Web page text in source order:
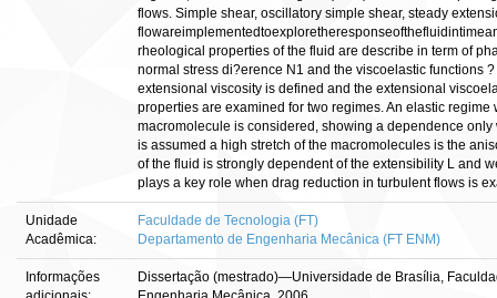
flows. Simple shear, oscillatory simple shear, steady
rheological properties of the fluid are describe in term of
normal stress di?erence N1 and the viscoelastic functions
extensional viscosity is defined and the extensional
properties are examined for two regimes. An elastic regime
macromolecule is considered, showing a dependence
is assumed a high stretch of the macromolecules is the
of the fluid is strongly dependent of the extensibility L and
plays a key role when drag reduction in turbulent flows is
Unidade
Acadêmica:
Faculdade de Tecnologia (FT)
Departamento de Engenharia Mecânica (FT ENM)
Informações
Dissertação (mestrado)—Universidade de Brasília,